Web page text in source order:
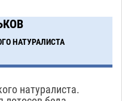
барные стойки
НАТУРАЛИСТА
натуралиста.